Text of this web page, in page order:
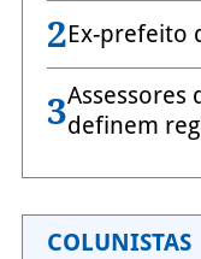
2Ex-prefeito
3Assessores
definem
COLUNISTAS